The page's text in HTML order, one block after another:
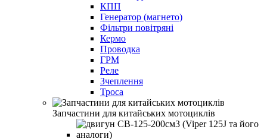
КПП
Генератор (магнето)
Фільтри повітряні
Кермо
Проводка
ГРМ
Реле
Зчеплення
Троса
Запчастини для китайських мотоциклів